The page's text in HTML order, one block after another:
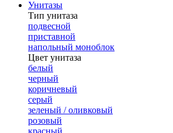
Унитазы
Тип унитаза
подвесной
приставной
напольный моноблок
Цвет унитаза
белый
черный
коричневый
серый
зеленый / оливковый
розовый
красный